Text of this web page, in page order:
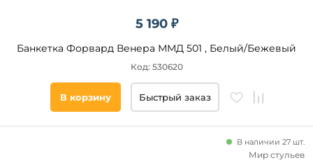
5 190 ₽
Банкетка Форвард Венера ММД 501 , Белый/Бежевый
Код: 530620
В корзину Быстрый заказ
В наличии 27 шт.
Мир стульев